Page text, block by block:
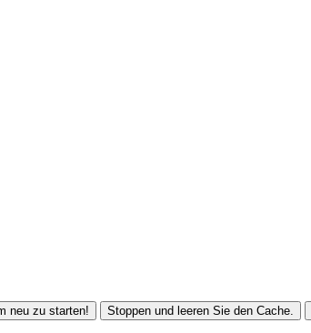
neu zu starten! Stoppen und leeren Sie den Cache.